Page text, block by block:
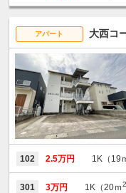
アパート 大西コ
102 2.5万円 1K（19
301 3万円 1K（20ｍ2